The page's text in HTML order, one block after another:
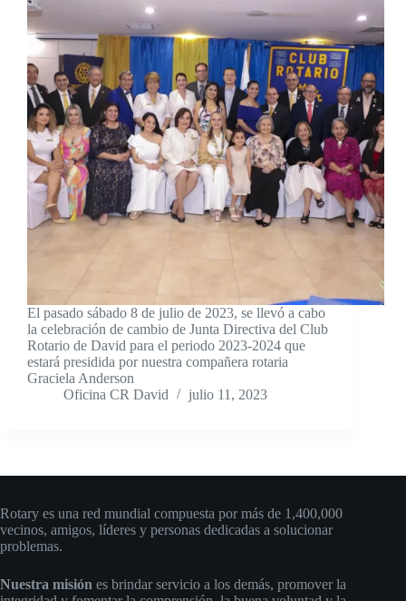
El pasado sábado 8 de julio de 2023, se llevó a cabo
la celebración de cambio de Junta Directiva del Club
Rotario de David para el periodo 2023-2024 que
estará presidida por nuestra compañera rotaria
Graciela Anderson
Oficina CR David
julio 11, 2023
Rotary es una red mundial compuesta por más de 1,400,000
vecinos, amigos, líderes y personas dedicadas a solucionar
problemas.
Nuestra misión es brindar servicio a los demás, promover la